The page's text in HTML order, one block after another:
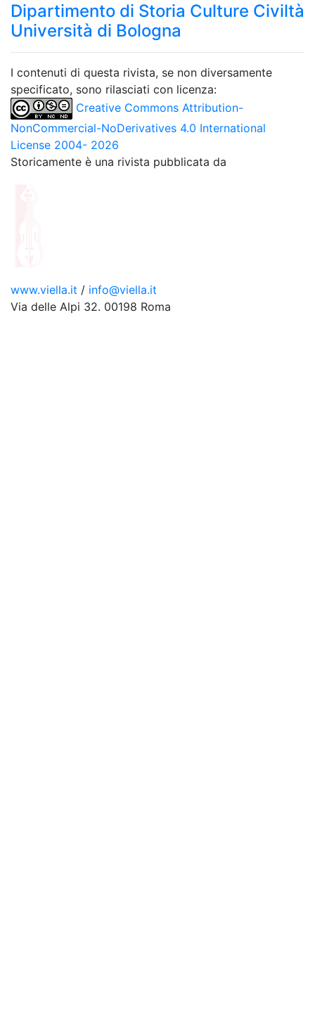
Dipartimento di Storia Culture Civiltà
Università di Bologna
I contenuti di questa rivista, se non diversamente
specificato, sono rilasciati con licenza:
Creative Commons Attribution-
NonCommercial-NoDerivatives 4.0 International
License 2004- 2026
Storicamente è una rivista pubblicata da
www.viella.it / info@viella.it
Via delle Alpi 32. 00198 Roma